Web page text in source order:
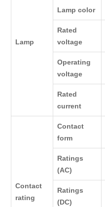
Lamp
Lamp color
Rated
voltage
Operating
voltage
Rated
current
Contact
rating
Contact
form
Ratings
(AC)
Ratings
(DC)